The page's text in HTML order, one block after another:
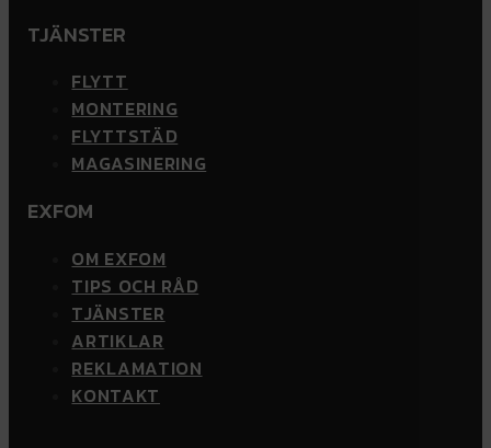
TJÄNSTER
FLYTT
MONTERING
FLYTTSTÄD
MAGASINERING
EXFOM
OM EXFOM
TIPS OCH RÅD
TJÄNSTER
ARTIKLAR
REKLAMATION
KONTAKT